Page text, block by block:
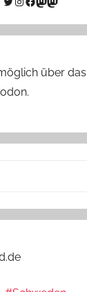
über